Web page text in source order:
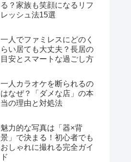
る？家族も笑顔になるリフ
レッシュ法15選
一人でファミレスにどのく
らい居ても大丈夫？長居の
目安とスマートな過ごし方
一人カラオケを断られるの
はなぜ？「ダメな店」の本
当の理由と対処法
魅力的な写真は「器×背
景」で決まる！初心者でも
おしゃれに撮れる完全ガイ
ド